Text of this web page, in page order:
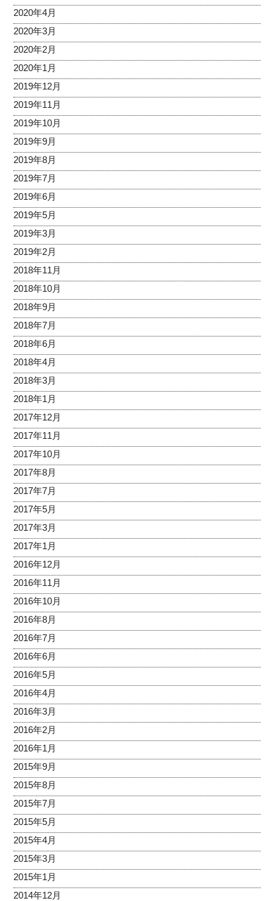
2020年4月
2020年3月
2020年2月
2020年1月
2019年12月
2019年11月
2019年10月
2019年9月
2019年8月
2019年7月
2019年6月
2019年5月
2019年3月
2019年2月
2018年11月
2018年10月
2018年9月
2018年7月
2018年6月
2018年4月
2018年3月
2018年1月
2017年12月
2017年11月
2017年10月
2017年8月
2017年7月
2017年5月
2017年3月
2017年1月
2016年12月
2016年11月
2016年10月
2016年8月
2016年7月
2016年6月
2016年5月
2016年4月
2016年3月
2016年2月
2016年1月
2015年9月
2015年8月
2015年7月
2015年5月
2015年4月
2015年3月
2015年1月
2014年12月